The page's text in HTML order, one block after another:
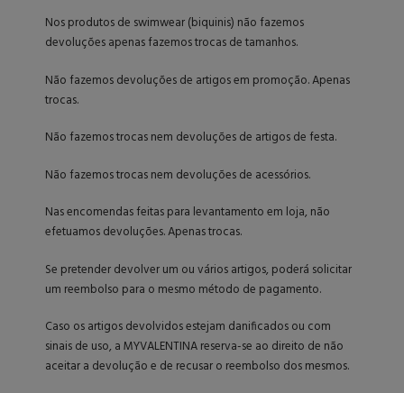
Nos produtos de swimwear (biquinis) não fazemos
devoluções apenas fazemos trocas de tamanhos.
Não fazemos devoluções de artigos em promoção. Apenas
trocas.
Não fazemos trocas nem devoluções de artigos de festa.
Não fazemos trocas nem devoluções de acessórios.
Nas encomendas feitas para levantamento em loja, não
efetuamos devoluções. Apenas trocas.
Se pretender devolver um ou vários artigos, poderá solicitar
um reembolso para o mesmo método de pagamento.
Caso os artigos devolvidos estejam danificados ou com
sinais de uso, a MYVALENTINA reserva-se ao direito de não
aceitar a devolução e de recusar o reembolso dos mesmos.